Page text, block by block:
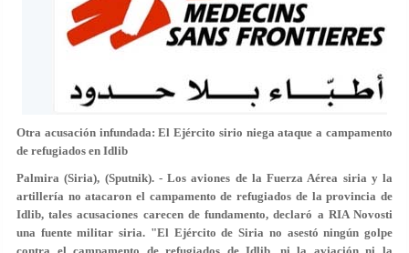
Otra acusación infundada: El Ejército sirio niega ataque a campamento
de refugiados en Idlib
Palmira (Siria), (Sputnik). - Los aviones de la Fuerza Aérea siria y la
artillería no atacaron el campamento de refugiados de la provincia de
Idlib, tales acusaciones carecen de fundamento, declaró a RIA Novosti
una fuente militar siria. "El Ejército de Siria no asestó ningún golpe